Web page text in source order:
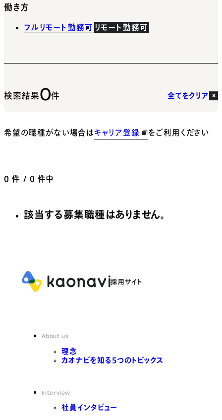
働き方
フルリモート勤務可 リモート勤務可
検索結果0件 全てをクリア
希望の職種がない場合はキャリア登録 をご利用ください
0 件 / 0 件中
該当する募集職種はありません。
About us
理念
カオナビを知る5つのトピックス
Interview
社員インタビュー